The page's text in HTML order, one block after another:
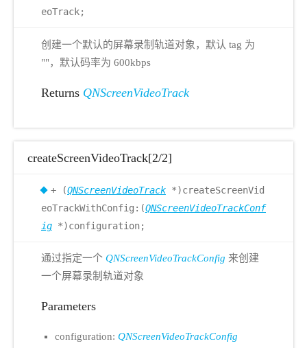
eoTrack;
创建一个默认的屏幕录制轨道对象，默认 tag 为
""，默认码率为 600kbps
Returns QNScreenVideoTrack
createScreenVideoTrack[2/2]
+ (QNScreenVideoTrack *)createScreenVid
eoTrackWithConfig:(QNScreenVideoTrackConf
ig *)configuration;
通过指定一个 QNScreenVideoTrackConfig 来创建
一个屏幕录制轨道对象
Parameters
configuration: QNScreenVideoTrackConfig